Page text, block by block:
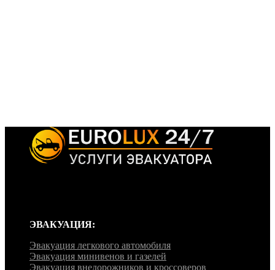
ЭВАКУАЦИЯ:
Эвакуация легкового автомобиля
Эвакуация минивенов и газелей
Эвакуация внедорожников и кроссоверов